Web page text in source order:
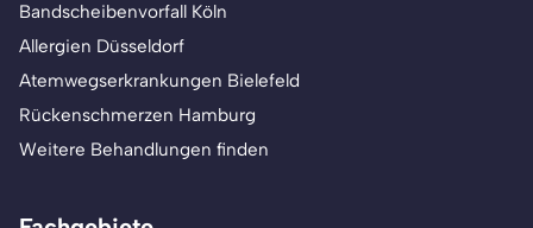
Bandscheibenvorfall Köln
Allergien Düsseldorf
Atemwegserkrankungen Bielefeld
Rückenschmerzen Hamburg
Weitere Behandlungen finden